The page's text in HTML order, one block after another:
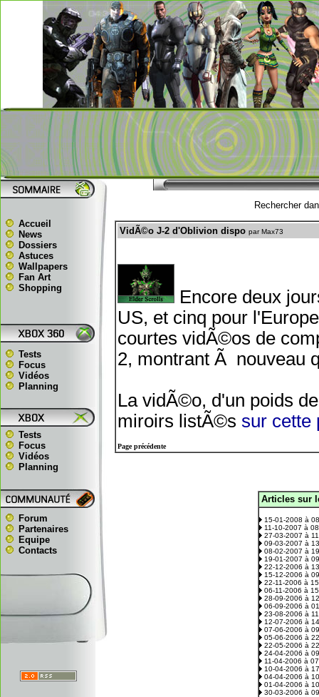
Accueil
News
Dossiers
Astuces
Wallpapers
Fan Art
Shopping
Tests
Focus
Vidéos
Planning
Tests
Focus
Vidéos
Planning
Forum
Partenaires
Equipe
Contacts
Rechercher
VidÃ©o J-2 d'Oblivion dispo par Max73
Encore deux
US, et cinq pour
courtes vidÃ©os de
2, montrant Ã nouveau
La vidÃ©o, d'un poids
miroirs listÃ©s sur cette
Page précédente
Articles sur
15-01-2008 à
11-10-2007 à
27-03-2007 à
09-03-2007 à
08-02-2007 à
19-01-2007 à
22-12-2006 à
15-12-2006 à
22-11-2006 à
06-11-2006 à
28-09-2006 à
06-09-2006 à
23-08-2006 à
12-07-2006 à
07-06-2006 à
05-06-2006 à
22-05-2006 à
24-04-2006 à
11-04-2006 à
10-04-2006 à
04-04-2006 à
01-04-2006 à
30-03-2006 à